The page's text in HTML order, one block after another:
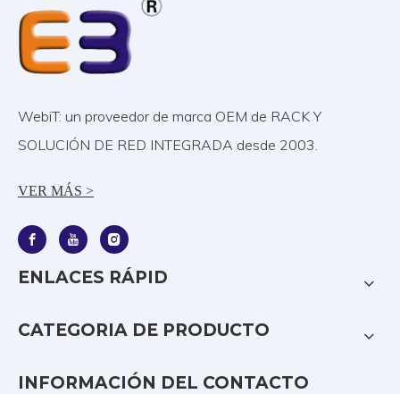
WebiT: un proveedor de marca OEM de RACK Y
SOLUCIÓN DE RED INTEGRADA desde 2003.
VER MÁS >
ENLACES RÁPID
CATEGORIA DE PRODUCTO
INFORMACIÓN DEL CONTACTO